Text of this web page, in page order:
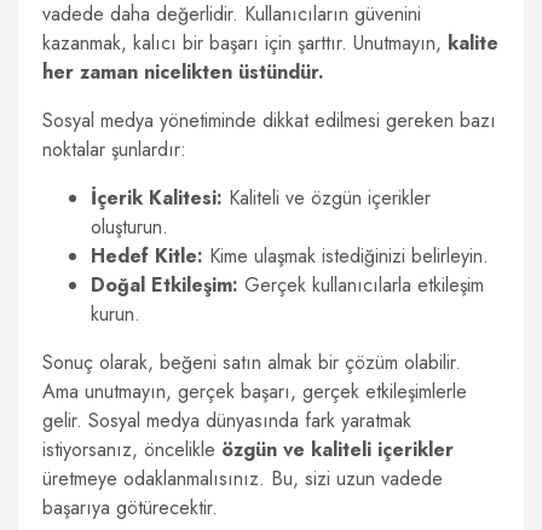
vadede daha değerlidir. Kullanıcıların güvenini
kazanmak, kalıcı bir başarı için şarttır. Unutmayın, kalite
her zaman nicelikten üstündür.
Sosyal medya yönetiminde dikkat edilmesi gereken bazı
noktalar şunlardır:
İçerik Kalitesi: Kaliteli ve özgün içerikler
oluşturun.
Hedef Kitle: Kime ulaşmak istediğinizi belirleyin.
Doğal Etkileşim: Gerçek kullanıcılarla etkileşim
kurun.
Sonuç olarak, beğeni satın almak bir çözüm olabilir.
Ama unutmayın, gerçek başarı, gerçek etkileşimlerle
gelir. Sosyal medya dünyasında fark yaratmak
istiyorsanız, öncelikle özgün ve kaliteli içerikler
üretmeye odaklanmalısınız. Bu, sizi uzun vadede
başarıya götürecektir.